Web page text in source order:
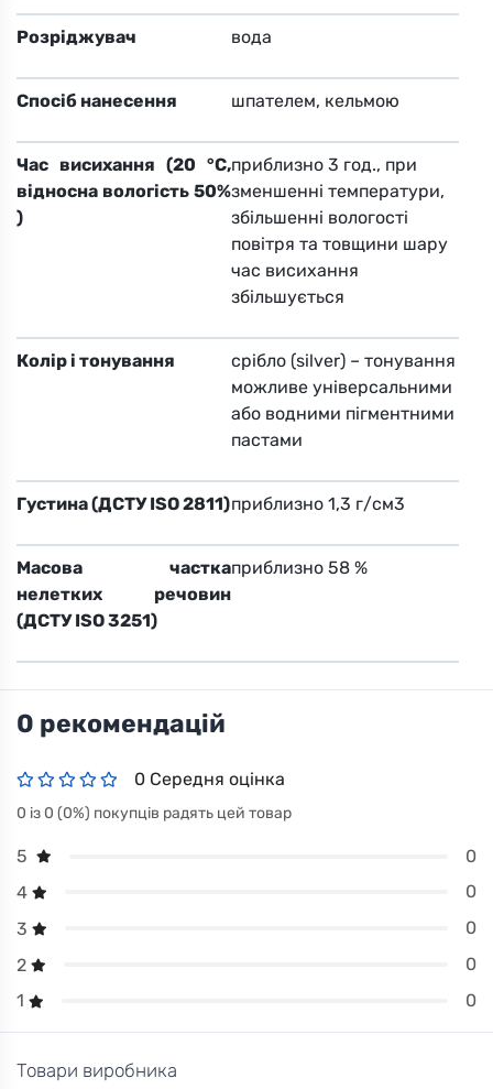
Розріджувач вода
Спосіб нанесення шпателем, кельмою
Час висихання (20 °С,
відносна вологість 50%
)
приблизно 3 год., при
зменшенні температури,
збільшенні вологості
повітря та товщини шару
час висихання
збільшується
Колір і тонування
срібло (silver) – тонування
можливе універсальними
або водними пігментними
пастами
Густина (ДСТУ ISO 2811)приблизно 1,3 г/см3
Масова частка
нелетких речовин
(ДСТУ ISO 3251)
приблизно 58 %
0 рекомендацій
0 Середня оцінка
0 із 0 (0%) покупців радять цей товар
5
0
4
0
3
0
2
0
1
0
Товари виробника